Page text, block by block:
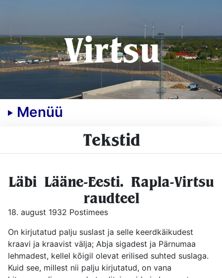
Virtsu
Menüü
Tekstid
Läbi Lääne-Eesti. Rapla-Virtsu
raudteel
18. august 1932 Postimees
On kirjutatud palju suslast ja selle keerdkäikudest
kraavi ja kraavist välja; Abja sigadest ja Pärnumaa
lehmadest, kellel kõigil olevat erilised suhted suslaga.
Kuid see, millest nii palju kirjutatud, on vana